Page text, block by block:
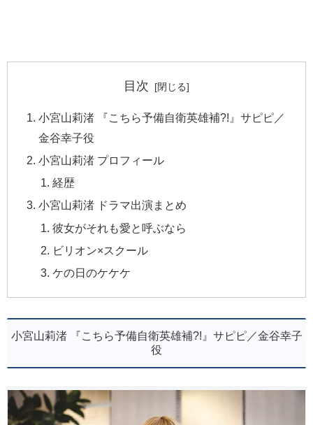
目次
小宮山莉渚 『こちら予備自衛英雄補?!』サピピ／
金谷幸子役
小宮山莉渚 プロフィール
経歴
小宮山莉渚 ドラマ出演まとめ
彼女がそれも愛と呼ぶなら
ビリオン×スクール
ケの日のケケケ
小宮山莉渚 『こちら予備自衛英雄補?!』サピピ／金谷幸子
役